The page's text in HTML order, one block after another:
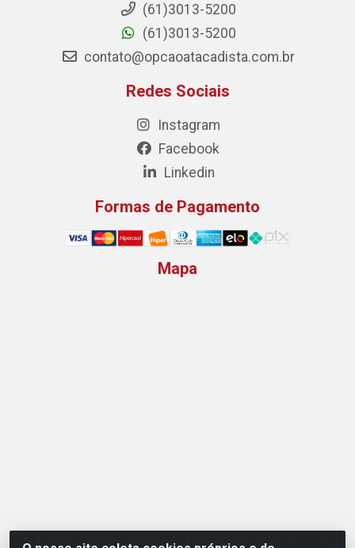
(61)3013-5200
(61)3013-5200
contato@opcaoatacadista.com.br
Redes Sociais
Instagram
Facebook
Linkedin
Formas de Pagamento
Mapa